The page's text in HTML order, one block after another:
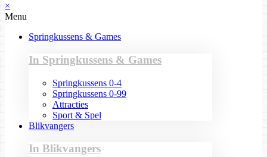
×
Menu
Springkussens & Games
In Springkussens & Games
Springkussens 0-4
Springkussens 0-99
Attracties
Sport & Spel
Blikvangers
In Blikvangers